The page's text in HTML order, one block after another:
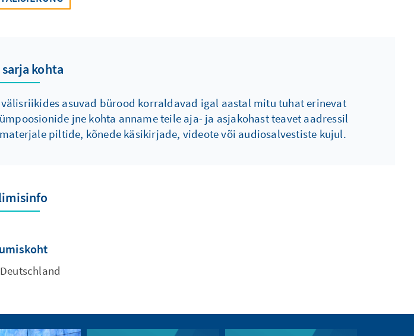
kohta
asuvad bürood korraldavad igal aastal mitu tuhat erinevat
jne kohta anname teile aja- ja asjakohast teavet aadressil
piltide, kõnede käsikirjade, videote või audiosalvestiste kujul.